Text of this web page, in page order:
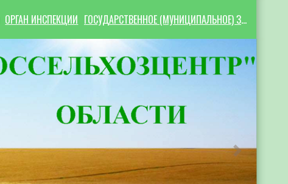
ОРГАН ИНСПЕКЦИИ ГОСУДАРСТВЕННОЕ (МУНИЦИПАЛЬНОЕ) ЗАДАНИЕ
Следующий